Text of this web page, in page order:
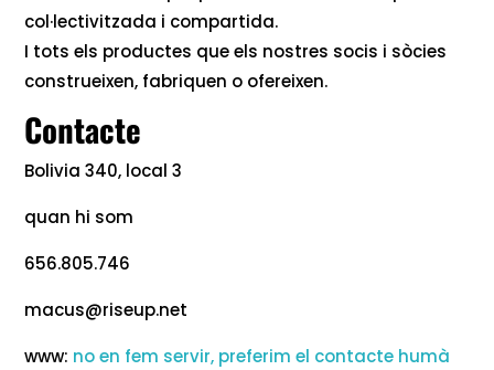
col·lectivitzada i compartida.
I tots els productes que els nostres socis i sòcies
construeixen, fabriquen o ofereixen.
Contacte
Bolivia 340, local 3
quan hi som
656.805.746
macus@riseup.net
www: no en fem servir, preferim el contacte humà